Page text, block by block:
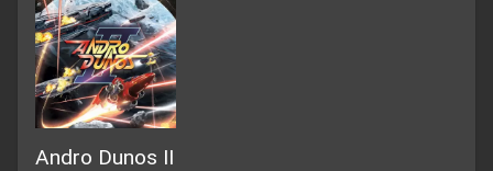
Andro Dunos II